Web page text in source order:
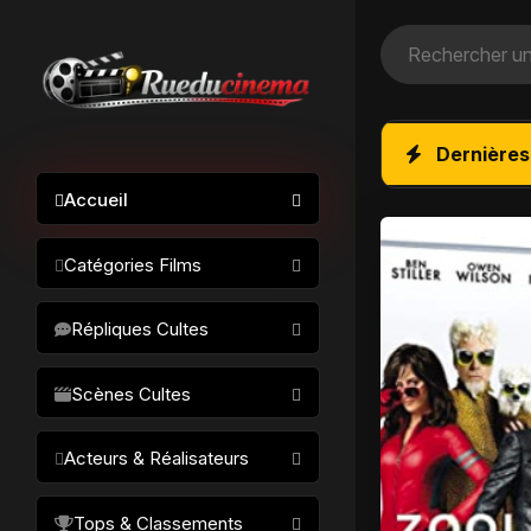
Accueil
Catégories Films
Science-fiction
Drame / Thriller
Comédie/humour
Horreur
Fantastique
Répliques Cultes
Scènes Cultes
Acteurs & Réalisateurs
Tops & Classements